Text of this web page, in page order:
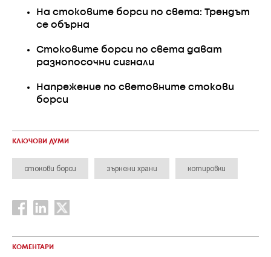
На стоковите борси по света: Трендът
се обърна
Стоковите борси по света дават
разнопосочни сигнали
Напрежение по световните стокови
борси
КЛЮЧОВИ ДУМИ
стокови борси зърнени храни котировки
КОМЕНТАРИ